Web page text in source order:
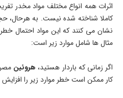
اثرات همه انواع مختلف مواد مخدر
کاملا شناخته شده نیست. به هرحال،
نشان می کنند که این مواد احتمال
مثال ها شامل موارد زیر است:
اگر زمانی که باردار هستید،هروئین
کار ممکن است خطر موارد زیر را